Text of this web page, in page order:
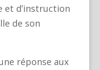
et d’instruction
de son
réponse aux